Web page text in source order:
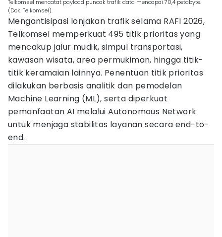
Telkomsel mencatat payload puncak trafik data mencapai 70,4 petabyte.
(Dok. Telkomsel).
Mengantisipasi lonjakan trafik selama RAFI 2026,
Telkomsel memperkuat 495 titik prioritas yang
mencakup jalur mudik, simpul transportasi,
kawasan wisata, area permukiman, hingga titik-
titik keramaian lainnya. Penentuan titik prioritas
dilakukan berbasis analitik dan pemodelan
Machine Learning (ML), serta diperkuat
pemanfaatan AI melalui Autonomous Network
untuk menjaga stabilitas layanan secara end-to-
end.